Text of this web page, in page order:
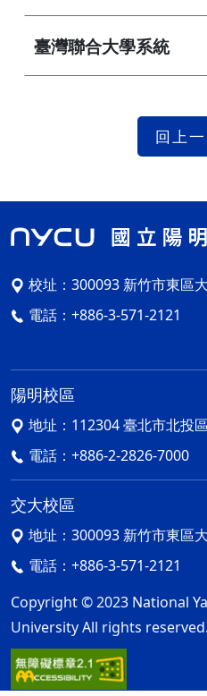
臺灣聯合大學系統
回上
校址： 300093 新竹市東區
電話： +886-3-571-2121
陽明校區
地址： 112304 臺北市北投
電話： +886-2-2826-7000
交大校區
地址： 300093 新竹市東區
電話： +886-3-571-2121
Copyright © 2023 National
University All rights reserved.